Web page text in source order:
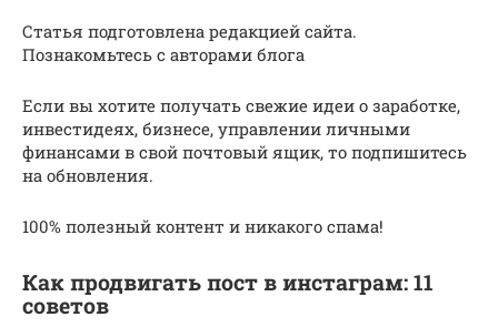
Статья подготовлена редакцией сайта.
Познакомьтесь с авторами блога
Если вы хотите получать свежие идеи о заработке,
инвестидеях, бизнесе, управлении личными
финансами в свой почтовый ящик, то подпишитесь
на обновления.
100% полезный контент и никакого спама!
Как продвигать пост в инстаграм: 11
советов